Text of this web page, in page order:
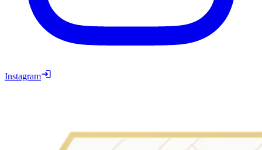
Instagram